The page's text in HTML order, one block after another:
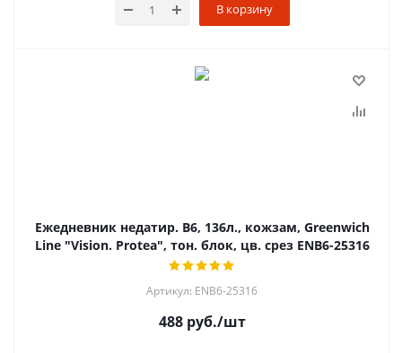
В корзину
Ежедневник недатир. B6, 136л., кожзам, Greenwich
Line "Vision. Protea", тон. блок, цв. срез ENB6-25316
Артикул: ENB6-25316
488руб./шт